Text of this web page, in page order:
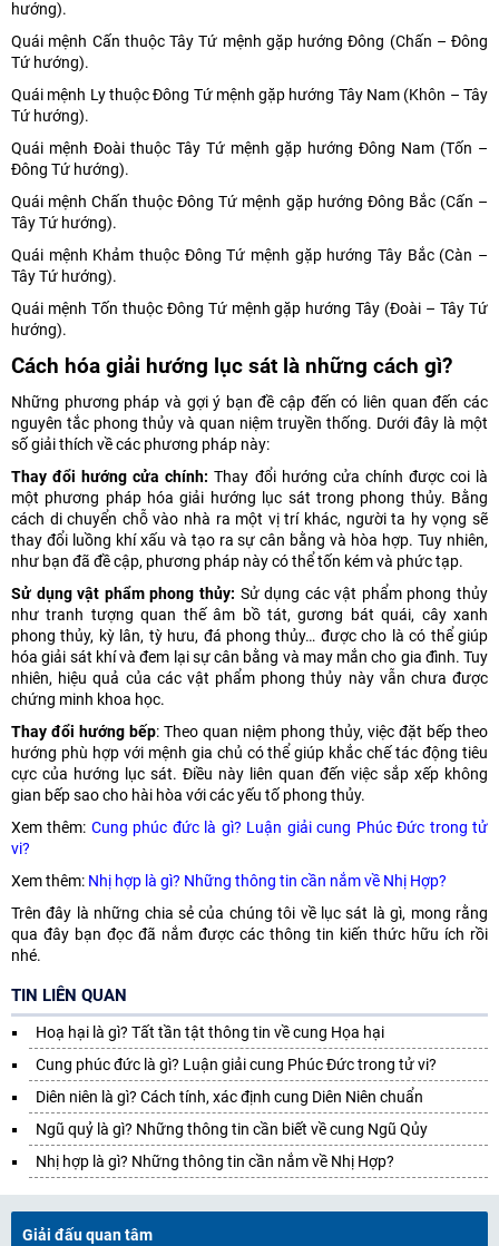
hướng).
Quái mệnh Cấn thuộc Tây Tứ mệnh gặp hướng Đông (Chấn – Đông
Tứ hướng).
Quái mệnh Ly thuộc Đông Tứ mệnh gặp hướng Tây Nam (Khôn – Tây
Tứ hướng).
Quái mệnh Đoài thuộc Tây Tứ mệnh gặp hướng Đông Nam (Tốn –
Đông Tứ hướng).
Quái mệnh Chấn thuộc Đông Tứ mệnh gặp hướng Đông Bắc (Cấn –
Tây Tứ hướng).
Quái mệnh Khảm thuộc Đông Tứ mệnh gặp hướng Tây Bắc (Càn –
Tây Tứ hướng).
Quái mệnh Tốn thuộc Đông Tứ mệnh gặp hướng Tây (Đoài – Tây Tứ
hướng).
Cách hóa giải hướng lục sát là những cách gì?
Những phương pháp và gợi ý bạn đề cập đến có liên quan đến các
nguyên tắc phong thủy và quan niệm truyền thống. Dưới đây là một
số giải thích về các phương pháp này:
Thay đổi hướng cửa chính: Thay đổi hướng cửa chính được coi là
một phương pháp hóa giải hướng lục sát trong phong thủy. Bằng
cách di chuyển chỗ vào nhà ra một vị trí khác, người ta hy vọng sẽ
thay đổi luồng khí xấu và tạo ra sự cân bằng và hòa hợp. Tuy nhiên,
như bạn đã đề cập, phương pháp này có thể tốn kém và phức tạp.
Sử dụng vật phẩm phong thủy: Sử dụng các vật phẩm phong thủy
như tranh tượng quan thế âm bồ tát, gương bát quái, cây xanh
phong thủy, kỳ lân, tỳ hưu, đá phong thủy… được cho là có thể giúp
hóa giải sát khí và đem lại sự cân bằng và may mắn cho gia đình. Tuy
nhiên, hiệu quả của các vật phẩm phong thủy này vẫn chưa được
chứng minh khoa học.
Thay đổi hướng bếp: Theo quan niệm phong thủy, việc đặt bếp theo
hướng phù hợp với mệnh gia chủ có thể giúp khắc chế tác động tiêu
cực của hướng lục sát. Điều này liên quan đến việc sắp xếp không
gian bếp sao cho hài hòa với các yếu tố phong thủy.
Xem thêm: Cung phúc đức là gì? Luận giải cung Phúc Đức trong tử
vi?
Xem thêm: Nhị hợp là gì? Những thông tin cần nắm về Nhị Hợp?
Trên đây là những chia sẻ của chúng tôi về lục sát là gì, mong rằng
qua đây bạn đọc đã nắm được các thông tin kiến thức hữu ích rồi
nhé.
TIN LIÊN QUAN
Hoạ hại là gì? Tất tần tật thông tin về cung Họa hại
Cung phúc đức là gì? Luận giải cung Phúc Đức trong tử vi?
Diên niên là gì? Cách tính, xác định cung Diên Niên chuẩn
Ngũ quỷ là gì? Những thông tin cần biết về cung Ngũ Qủy
Nhị hợp là gì? Những thông tin cần nắm về Nhị Hợp?
Giải đấu quan tâm